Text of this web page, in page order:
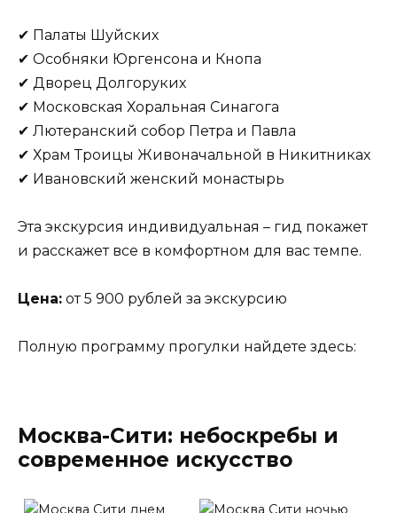
✔ Палаты Шуйских
✔ Особняки Юргенсона и Кнопа
✔ Дворец Долгоруких
✔ Московская Хоральная Синагога
✔ Лютеранский собор Петра и Павла
✔ Храм Троицы Живоначальной в Никитниках
✔ Ивановский женский монастырь
Эта экскурсия индивидуальная – гид покажет
и расскажет все в комфортном для вас темпе.
Цена: от 5 900 рублей за экскурсию
Полную программу прогулки найдете здесь:
Москва-Сити: небоскребы и
современное искусство